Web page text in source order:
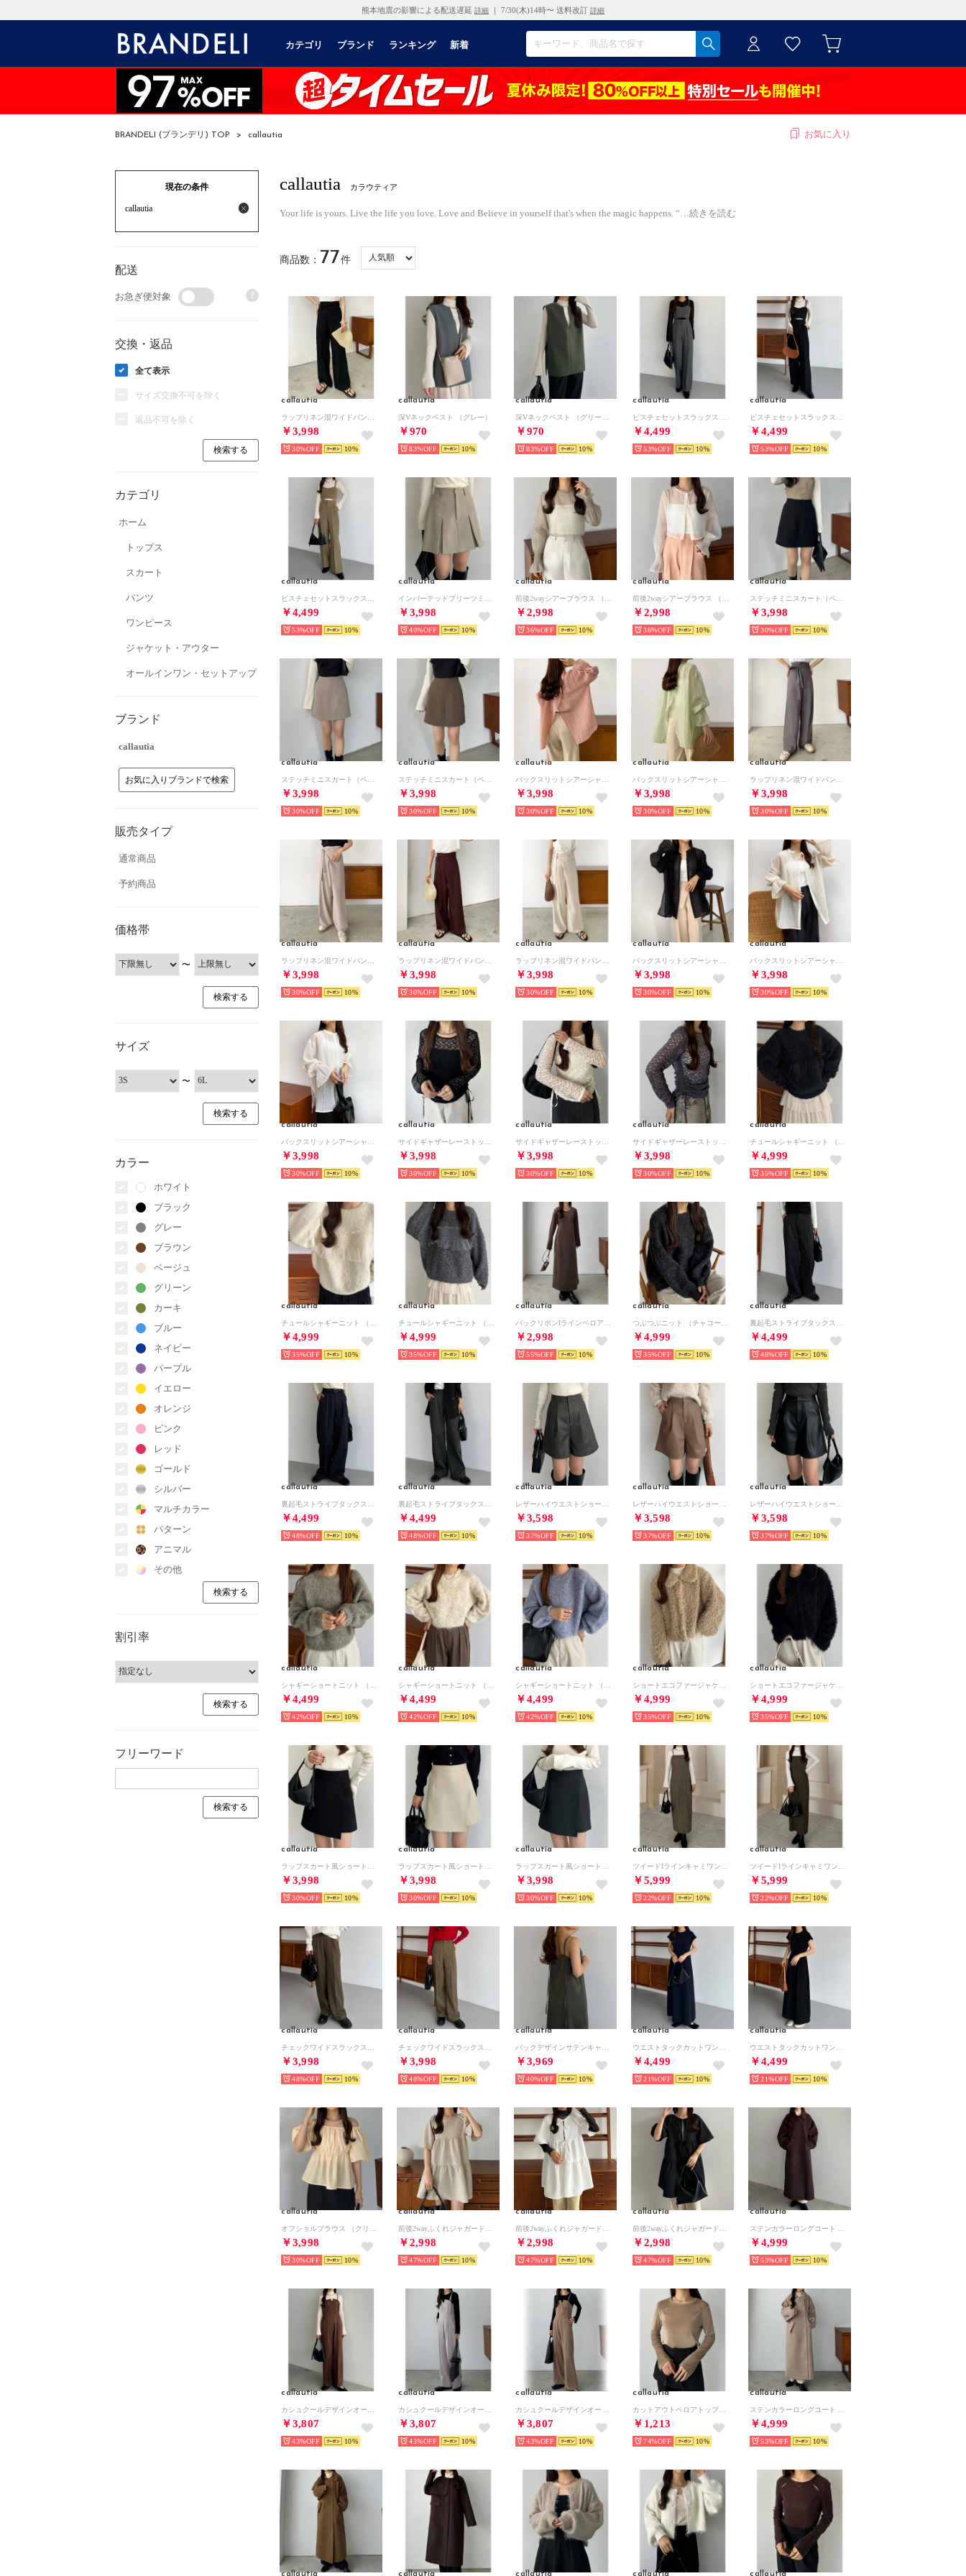
熊本地震の影響による配送遅延 詳細 ｜ 7/30(木)14時〜 送料改訂 詳細
カテゴリ ブランド ランキング 新着
BRANDELI (ブランデリ) TOP > callautia お気に入り
現在の条件
callautia
配送
お急ぎ便対象 ?
交換・返品
全て表示
サイズ交換不可を除く
返品不可を除く
カテゴリ
ホーム
トップス
スカート
パンツ
ワンピース
ジャケット・アウター
オールインワン・セットアップ
ブランド
callautia
お気に入りブランドで検索
販売タイプ
通常商品
予約商品
価格帯
〜
サイズ
〜
カラー
ホワイト
ブラック
グレー
ブラウン
ベージュ
グリーン
カーキ
ブルー
ネイビー
パープル
イエロー
オレンジ
ピンク
レッド
ゴールド
シルバー
マルチカラー
パターン
アニマル
その他
割引率
フリーワード
callautia カラウティア
Your life is yours. Live the life you love. Love and Believe in yourself that's when the magic happens. “ 続きを読む
商品数： 77件
callautia
￥3,998
30% 10
callautia
深Vネックベスト （グレー）
￥970
83% 10
callautia
￥970
83% 10
callautia
￥4,499
53% 10
callautia
￥4,499
53% 10
callautia
￥4,499
53% 10
callautia
￥3,998
40% 10
callautia
￥2,998
36% 10
callautia
￥2,998
36% 10
callautia
￥3,998
30% 10
callautia
￥3,998
30% 10
callautia
￥3,998
30% 10
callautia
￥3,998
30% 10
callautia
￥3,998
30% 10
callautia
￥3,998
30% 10
callautia
￥3,998
30% 10
callautia
￥3,998
30% 10
callautia
￥3,998
30% 10
callautia
￥3,998
30% 10
callautia
￥3,998
30% 10
callautia
￥3,998
30% 10
callautia
￥3,998
30% 10
callautia
￥3,998
30% 10
callautia
￥3,998
30% 10
callautia
￥4,999
35% 10
callautia
￥4,999
35% 10
callautia
￥4,999
35% 10
callautia
￥2,998
55% 10
callautia
￥4,999
35% 10
callautia
￥4,499
48% 10
callautia
￥4,499
48% 10
callautia
￥4,499
48% 10
callautia
￥3,598
37% 10
callautia
￥3,598
37% 10
callautia
￥3,598
37% 10
callautia
￥4,499
42% 10
callautia
￥4,499
42% 10
callautia
￥4,499
42% 10
callautia
￥4,999
35% 10
callautia
￥4,999
35% 10
callautia
￥3,998
30% 10
callautia
￥3,998
30% 10
callautia
￥3,998
30% 10
callautia
￥5,999
22% 10
callautia
￥5,999
22% 10
callautia
￥3,998
48% 10
callautia
￥3,998
48% 10
callautia
￥3,969
40% 10
callautia
￥4,499
21% 10
callautia
￥4,499
21% 10
callautia
￥3,998
30% 10
callautia
￥2,998
47% 10
callautia
￥2,998
47% 10
callautia
￥2,998
47% 10
callautia
￥4,999
53% 10
callautia
￥3,807
43% 10
callautia
￥3,807
43% 10
callautia
￥3,807
43% 10
callautia
￥1,213
74% 10
callautia
￥4,999
53% 10
callautia callautia callautia callautia callautia